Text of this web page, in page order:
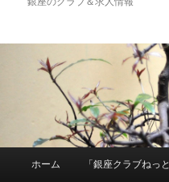
メインコンテンツへ移動
ホーム 「銀座クラブねっ